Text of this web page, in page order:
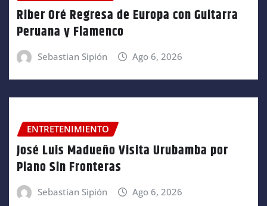
Riber Oré Regresa de Europa con Guitarra
Peruana y Flamenco
Sebastian Sipión Ago 6, 2026
ENTRETENIMIENTO
José Luis Madueño Visita Urubamba por
Piano Sin Fronteras
Sebastian Sipión Ago 6, 2026